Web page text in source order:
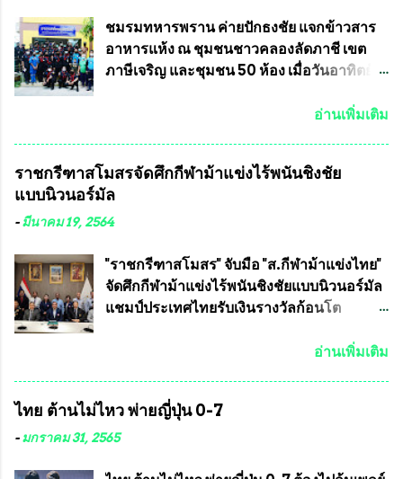
ต้องส่งเสริมให้ผู้นำในระดับต่างๆมีหลักธร
รมาภิบาลในการบริหารราชการแผ่นดิน คณะ
กรรมการการเลือกตั้งถือเป็นองค์กรอิสระตาม
ลพบุรี ท่านเจ้าคุณ พระราชวิสุทธิ ประชานาถ
(หลวงพ่อ อลงกต ) ในฐานะประธานมูลนิธิ
ประชานาถ และ ประธานอำนวยการจัดการ
ถ้วยพระราชทาน สมเด็จพระเจ้าอยู่หัว มหา
อำนวยการจัดการแข่งขัน และ นายวีรยุทธ
สวัสดี ประธานคณะกรรมการจัดการแข่งขัน
และคณะทำงาน ได้ร่วมกันประชุมหารือ
อายุ ชิงแชมป์ประเทศไทย ครั้งที่ 1 ประจำปี
2564 กำหนดแข่งขันระหว่างวันที่ 24
เมษายน จนถึงว...
ชมรมทหารพราน ค่ายปักธงชัย แจกข้าวสาร
อาหารแห้ง ณ​ ชุมชนชาวคลองลัดภาชี เขต
ภาษีเจริญ และชุมชน 50 ห้อง เมื่อวันอาทิตย์ที่
ปักธงชัย กรุงเทพมหานครโดย พันเอกสมศักดิ์
กรุงเทพมหานคร ได้เป็นประธาน แจก
ข้าวสาร อาหารแห้ง ให้กับพี่น้องชุมชนชาว
คลองลัดภาชี เขตภาษีเจริญ และชุมชน 50
ทีมงาน ต้องขออภัย ที่ไม่ได้เอ่ยชื่อเต็มสังกัด
เพราะท่านขอสงวนเอาไว้ พันอากาศเอก ทอง
อินทร์ พรหมสุวรรณ ท่านรองกัมปนาท ผู้ร่วม
ครั้งนี้ได้ เนื่องจาก ติดธุระเร่งด่วน จึงได้มอบ
ความสงบเรียบร้อย นางฉวีวรรณ ตระกูลธรรม
ประธานชุมชน คลองลัดภาชีเขตภาษีเจริญ
สท.ทพ. สมนึก ปัทมาลัยที่ปรึกษา และการแจก
อ่านเพิ่มเติม
ราชกรีฑาสโมสรจัดศึกกีฬาม้าแข่งไร้พนันชิงชัย
แบบนิวนอร์มัล
-มีนาคม 19, 2564
"ราชกรีฑาสโมสร" จับมือ "ส.กีฬาม้าแข่งไทย"
จัดศึกกีฬาม้าแข่งไร้พนันชิงชัยแบบนิวนอร์มัล
แชมป์ประเทศไทยรับเงินรางวัลก้อนโต
พล.อ.วิชญ เทพหัสดิน ณ อยุธยา นายกสมาคม
จัดการแข่งขันร่วมกัน ระหว่างสมาคม
ราชกรีฑาสโมสร กับ สมาคมกีฬาม้าแข่งไทย
ที่ห้องประชุมมูลนิธิโอลิมปิคไทย (บ้าน
อ่านเพิ่มเติม
ไทย ต้านไม่ไหว พ่ายญี่ปุ่น 0-7
-มกราคม 31, 2565